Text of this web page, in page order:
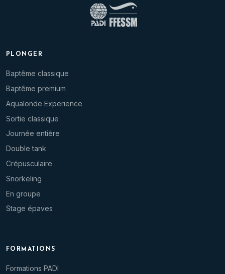
PLONGER
Baptême classique
Baptême premium
Aqualonde Experience
Sortie classique
Journée entière
Double tank
Crépusculaire
Snorkeling
En groupe
Stage épaves
FORMATIONS
Formations PADI